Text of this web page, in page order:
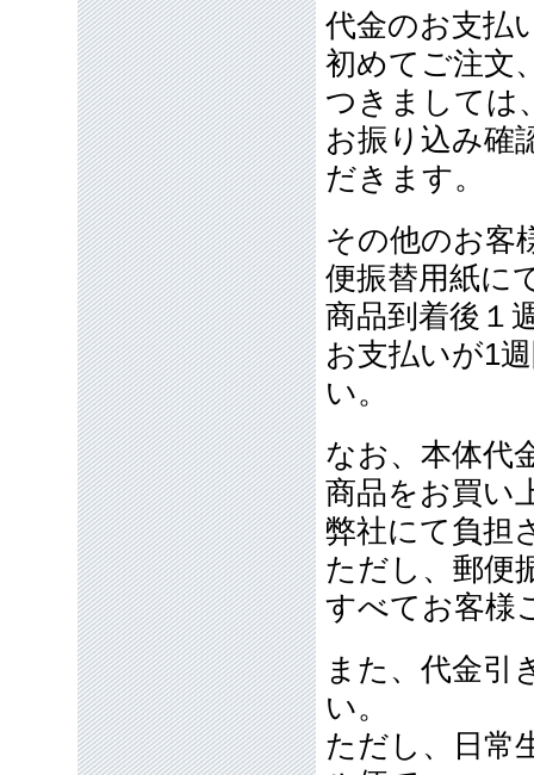
代金のお支払
初めてご注文
つきましては
お振り込み確
だきます。
その他のお客
便振替用紙に
商品到着後１
お支払いが1
い。
なお、本体代
商品をお買い
弊社にて負担
ただし、郵便
すべてお客様
また、代金引
い。
ただし、日常